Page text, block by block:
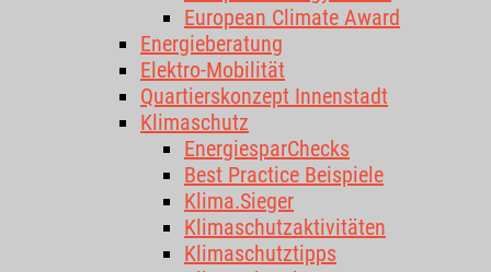
European Climate Award
Energieberatung
Elektro-Mobilität
Quartierskonzept Innenstadt
Klimaschutz
EnergiesparChecks
Best Practice Beispiele
Klima.Sieger
Klimaschutzaktivitäten
Klimaschutztipps